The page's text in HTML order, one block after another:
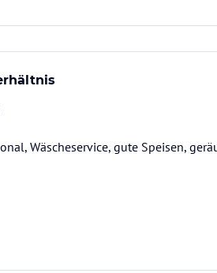
Wäscheservice, gute Speisen,